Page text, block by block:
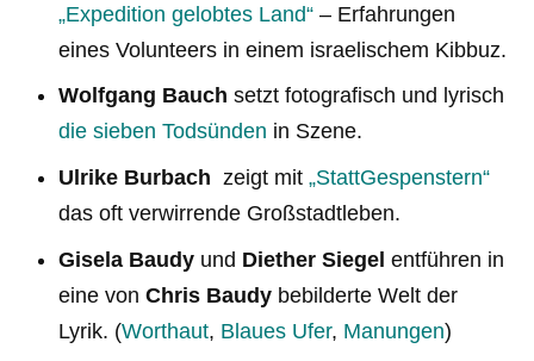
„Expedition gelobtes Land“– Erfahrungen
eines Volunteers in einem israelischem Kibbuz.
Wolfgang Bauch setzt fotografisch und lyrisch
die sieben Todsünden in Szene.
Ulrike Burbach zeigt mit „StattGespenstern“
das oft verwirrende Großstadtleben.
Gisela Baudyund Diether Siegel entführen in
eine von Chris Baudybebilderte Welt der
Lyrik. (Worthaut, Blaues Ufer, Manungen)